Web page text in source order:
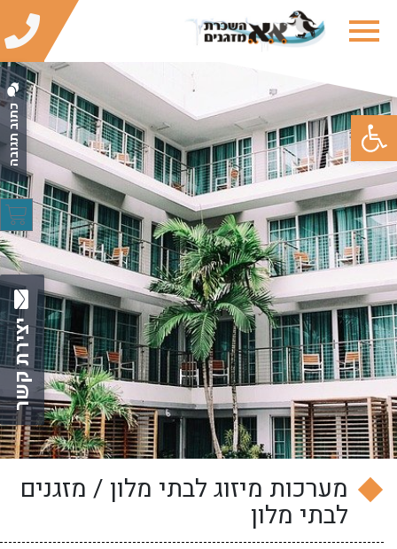
פתח סרגל נגישות
יצירת קשר
כתוב תגובה
מערכות מיזוג לבתי מלון / מזגנים
לבתי מלון